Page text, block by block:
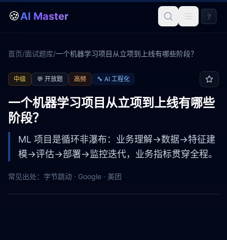
🍪AI Master ?
首页/面试题库/一个机器学习项目从立项到上线有哪些阶段？
中级 💬 开放题 高频 🔧 AI 工程化
一个机器学习项目从立项到上线有哪些
阶段？
ML 项目是循环非瀑布：业务理解→数据→特征建
模→评估→部署→监控迭代，业务指标贯穿全程。
常见出处： 字节跳动 · Google · 美团